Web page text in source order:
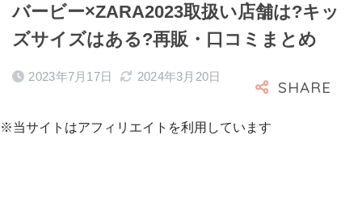
バービー×ZARA2023取扱い店舗は?キッ
ズサイズはある?再販・口コミまとめ
2023年7月17日 2024年3月20日
※当サイトはアフィリエイトを利用しています